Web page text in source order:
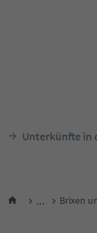
Unterkünfte in
... Brixen